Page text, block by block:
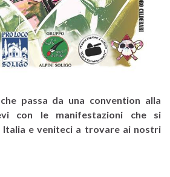
passa da una convention alla
con le manifestazioni che si
Italia e veniteci a trovare ai nostri